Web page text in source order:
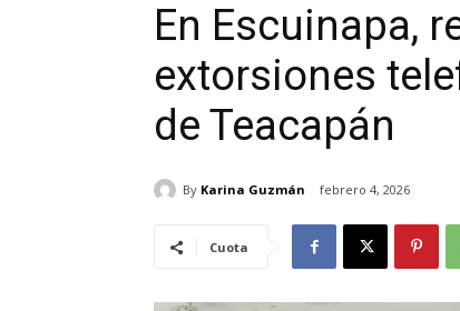
En Escuinapa,
extorsiones
de Teacapán
By Karina Guzmán febrero 4, 2026
Cuota